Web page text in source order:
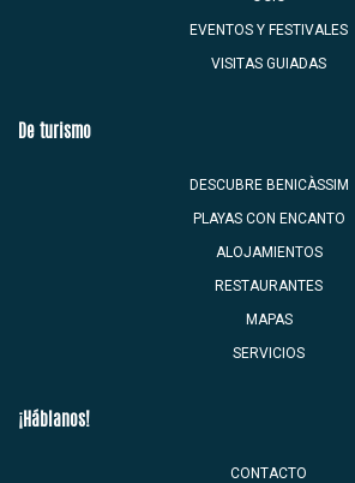
EVENTOS Y FESTIVALES
VISITAS GUIADAS
De turismo
DESCUBRE BENICÀSSIM
PLAYAS CON ENCANTO
ALOJAMIENTOS
RESTAURANTES
MAPAS
SERVICIOS
¡Háblanos!
CONTACTO